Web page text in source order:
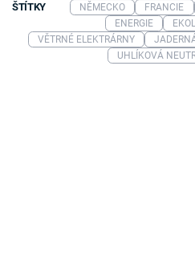
ŠTÍTKY NĚMECKO FRANCIE
ENERGIE
VĚTRNÉ ELEKTRÁRNY
UHLÍKOVÁ